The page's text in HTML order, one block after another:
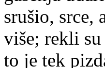
srušio, srce,
više; rekli
to je tek